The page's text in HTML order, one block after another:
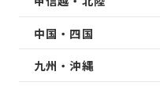
中国・四国
九州・沖縄